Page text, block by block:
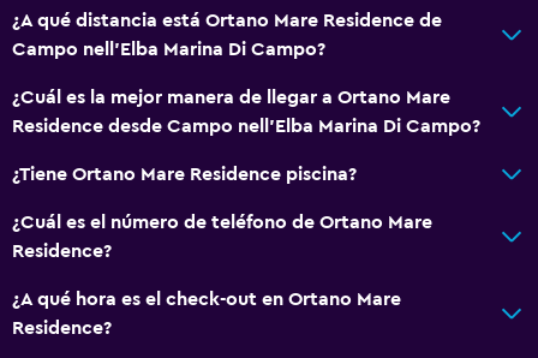
¿A qué distancia está Ortano Mare Residence de
Campo nell'Elba Marina Di Campo?
¿Cuál es la mejor manera de llegar a Ortano Mare
Residence desde Campo nell'Elba Marina Di Campo?
¿Tiene Ortano Mare Residence piscina?
¿Cuál es el número de teléfono de Ortano Mare
Residence?
¿A qué hora es el check-out en Ortano Mare
Residence?